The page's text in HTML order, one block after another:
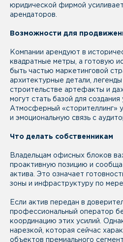
юридической фирмой
арендаторов.
Возможности для
Компании арендуют в
квадратные метры, а готовую
быть частью маркетинговой
архитектурные детали,
строительстве артефакты и
могут стать базой для создания
Атмосферный «сторителлинг»
и эмоциональную связь с
Что делать собственникам
Владельцам офисных блоков
проактивную позицию и
актива. Это означает
зоны и инфраструктуру по мере
Если актив передан в
профессиональный оператор
координацию этих усилий.
нарезкой, которая сейчас
объектов премиального